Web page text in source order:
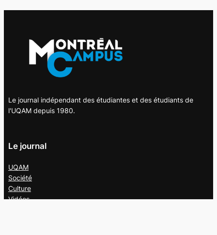
Le journal indépendant des étudiantes et des étudiants de
l'UQAM depuis 1980.
Le journal
UQAM
Société
Culture
Vidéos